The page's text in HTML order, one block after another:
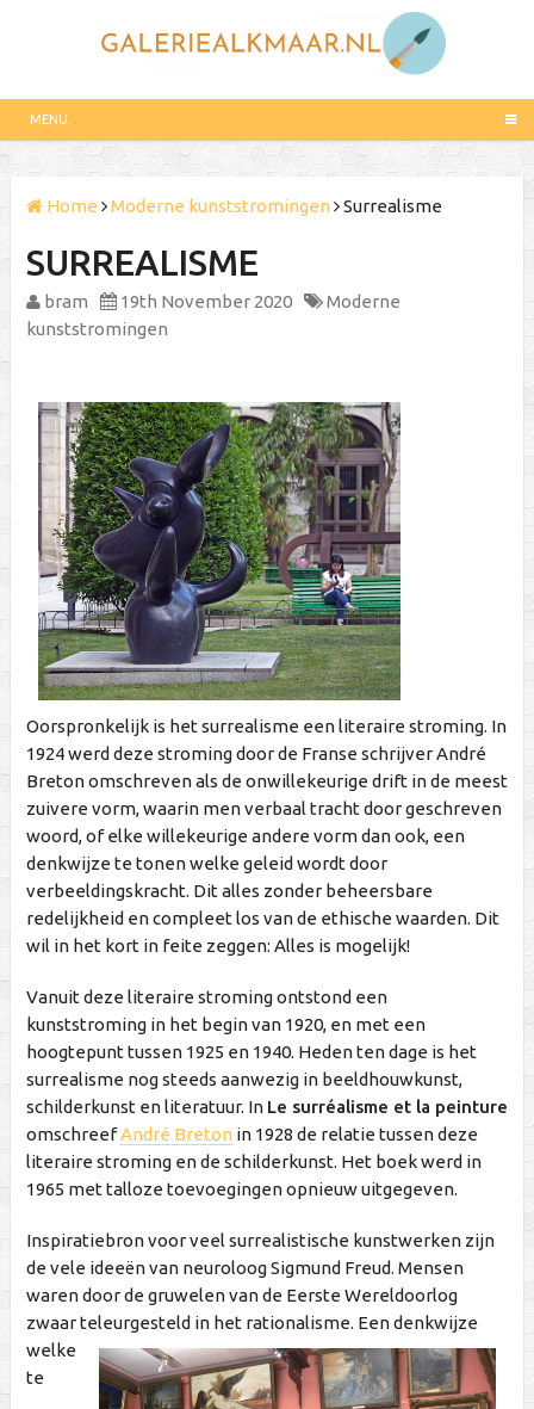
MENU
Home Moderne kunststromingen Surrealisme
SURREALISME
bram 19th November 2020
Moderne
kunststromingen
Oorspronkelijk is het surrealisme een literaire stroming. In
1924 werd deze stroming door de Franse schrijver André
Breton omschreven als de onwillekeurige drift in de meest
zuivere vorm, waarin men verbaal tracht door geschreven
woord, of elke willekeurige andere vorm dan ook, een
denkwijze te tonen welke geleid wordt door
verbeeldingskracht. Dit alles zonder beheersbare
redelijkheid en compleet los van de ethische waarden. Dit
wil in het kort in feite zeggen: Alles is mogelijk!
Vanuit deze literaire stroming ontstond een
kunststroming in het begin van 1920, en met een
hoogtepunt tussen 1925 en 1940. Heden ten dage is het
surrealisme nog steeds aanwezig in beeldhouwkunst,
schilderkunst en literatuur. In Le surréalisme et la peinture
omschreefAndré Breton in 1928 de relatie tussen deze
literaire stroming en de schilderkunst. Het boek werd in
1965 met talloze toevoegingen opnieuw uitgegeven.
Inspiratiebron voor veel surrealistische kunstwerken zijn
de vele ideeën van neuroloog Sigmund Freud. Mensen
waren door de gruwelen van de Eerste Wereldoorlog
zwaar teleurgesteld in het rationalisme. Een denkwijze
welke
te